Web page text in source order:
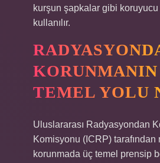
kurşun şapkalar gibi
kullanılır.
KORUNMANIN
TEMEL YOLU
Uluslararası Radyasyondan
Komisyonu (ICRP) tarafından
korunmada üç temel prensip